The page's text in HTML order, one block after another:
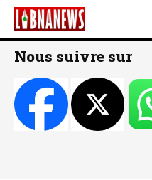
Nous suivre sur